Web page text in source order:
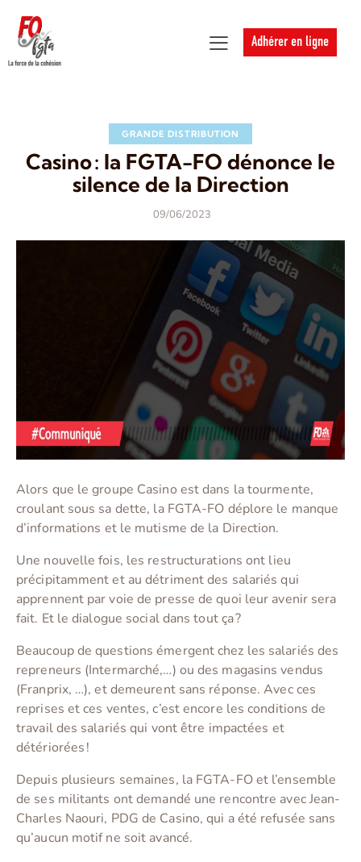
Adhérer en ligne
GRANDE DISTRIBUTION
Casino : la FGTA-FO dénonce le
silence de la Direction
09/06/2023
Alors que le groupe Casino est dans la tourmente,
croulant sous sa dette, la FGTA-FO déplore le manque
d’informations et le mutisme de la Direction.
Une nouvelle fois, les restructurations ont lieu
précipitamment et au détriment des salariés qui
apprennent par voie de presse de quoi leur avenir sera
fait. Et le dialogue social dans tout ça ?
Beaucoup de questions émergent chez les salariés des
repreneurs (Intermarché,…) ou des magasins vendus
(Franprix, …), et demeurent sans réponse. Avec ces
reprises et ces ventes, c’est encore les conditions de
travail des salariés qui vont être impactées et
détériorées !
Depuis plusieurs semaines, la FGTA-FO et l’ensemble
de ses militants ont demandé une rencontre avec Jean-
Charles Naouri, PDG de Casino, qui a été refusée sans
qu’aucun motif ne soit avancé.